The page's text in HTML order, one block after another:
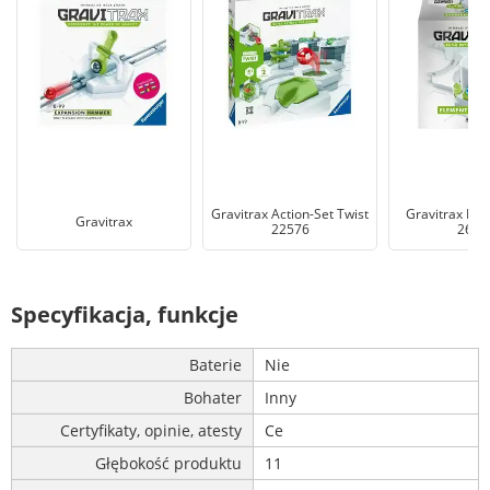
Gravitrax
Gravitrax Action-Set Twist
22576
Gravitrax
Specyfikacja, funkcje
Baterie
Nie
Bohater
Inny
Certyfikaty, opinie, atesty
Ce
Głębokość produktu
11